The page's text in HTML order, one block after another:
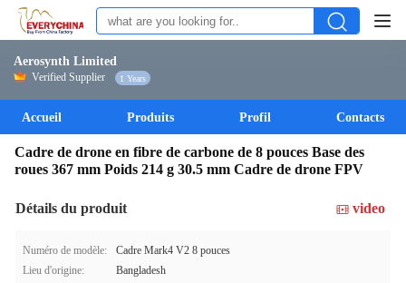
Aerosynth Limited
Verified Supplier 1 Years
Accueil Produits Profil Contacts
Cadre de drone en fibre de carbone de 8 pouces Base des
roues 367 mm Poids 214 g 30.5 mm Cadre de drone FPV
Détails du produit video
Numéro de modèle:
Cadre Mark4 V2 8 pouces
Lieu d'origine:
Bangladesh